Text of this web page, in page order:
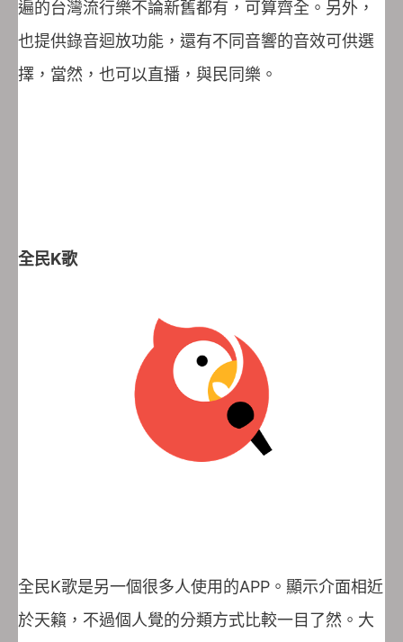
遍的台灣流行樂不論新舊都有，可算齊全。另外，
也提供錄音迴放功能，還有不同音響的音效可供選
擇，當然，也可以直播，與民同樂。
全民K歌
全民K歌是另一個很多人使用的APP。顯示介面相近
於天籟，不過個人覺的分類方式比較一目了然。大